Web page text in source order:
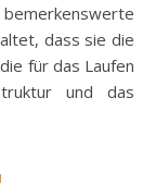
dass sie die
für das Laufen
und das